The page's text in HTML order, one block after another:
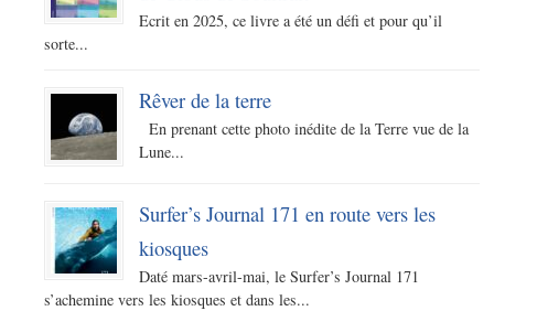
Ecrit en 2025, ce livre a été un défi et pour qu’il
sorte...
Rêver de la terre
En prenant cette photo inédite de la Terre vue de la
Lune...
Surfer’s Journal 171 en route vers les
kiosques
Daté mars-avril-mai, le Surfer’s Journal 171
s’achemine vers les kiosques et dans les...